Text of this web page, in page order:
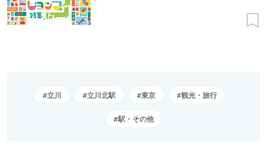
立川 立川北駅 東京 観光・旅行
駅・その他